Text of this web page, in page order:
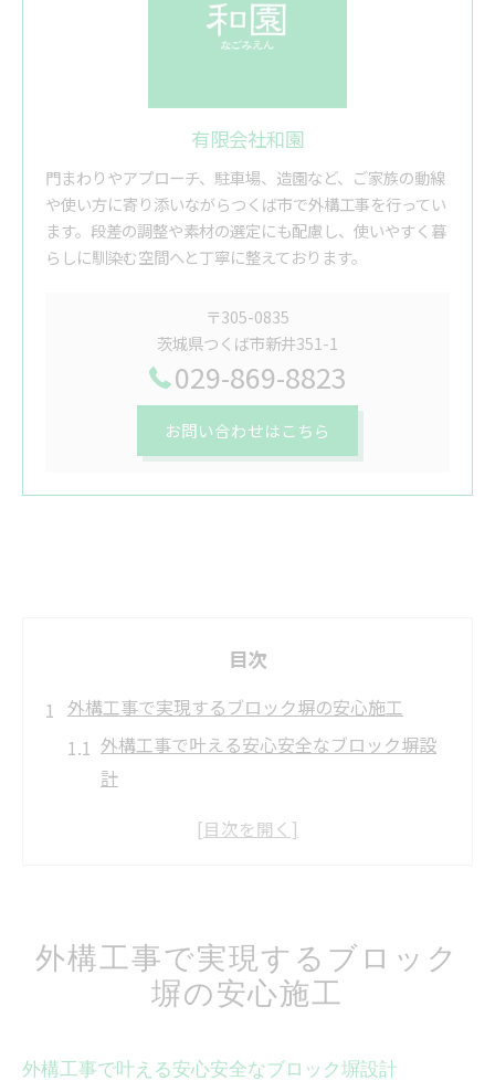
有限会社和園
門まわりやアプローチ、駐車場、造園など、ご家族の動線
や使い方に寄り添いながらつくば市で外構工事を行ってい
ます。段差の調整や素材の選定にも配慮し、使いやすく暮
らしに馴染む空間へと丁寧に整えております。
〒305-0835
茨城県つくば市新井351-1
029-869-8823
お問い合わせはこちら
目次
外構工事で実現するブロック塀の安心施工
外構工事で叶える安心安全なブロック塀設
計
ブロック塀の外構工事で重視すべき耐久性
点
安心感を高める外構工事のブロック塀施工
ブロック塀20mの費用内訳とは何か
外構工事で実現するブロック
塀の安心施工
外構工事で叶える安心安全なブロック塀設計